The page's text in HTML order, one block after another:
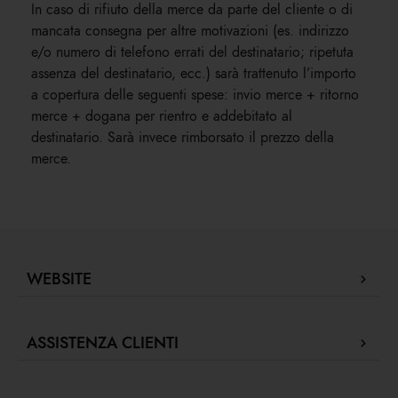
In caso di rifiuto della merce da parte del cliente o di
mancata consegna per altre motivazioni (es. indirizzo
e/o numero di telefono errati del destinatario; ripetuta
assenza del destinatario, ecc.) sarà trattenuto l’importo
a copertura delle seguenti spese: invio merce + ritorno
merce + dogana per rientro e addebitato al
destinatario. Sarà invece rimborsato il prezzo della
merce.
WEBSITE
Store Locator
ASSISTENZA CLIENTI